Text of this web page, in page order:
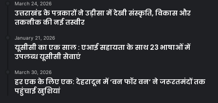
March 24, 2026
उत्तराखंड के पत्रकारों ने उड़ीसा में देखी संस्कृति, विकास और
तकनीक की नई तस्वीर
January 21, 2026
यूसीसी का एक साल : एआई सहायता के साथ 23 भाषाओं में
उपलब्ध यूसीसी सेवाएं
March 30, 2026
हर एक के लिए एक: देहरादून में ‘वन फॉर वन’ ने जरूरतमंदों तक
पहुंचाई खुशियां